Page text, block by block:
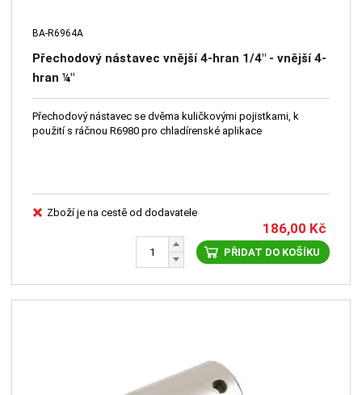
BA-R6964A
Přechodový nástavec vnější 4-hran 1/4" - vnější 4-
hran ¼"
Přechodový nástavec se dvěma kuličkovými pojistkami, k
použití s ráčnou R6980 pro chladírenské aplikace
Zboží je na cestě od dodavatele
186,00 Kč
PŘIDAT DO KOŠÍKU